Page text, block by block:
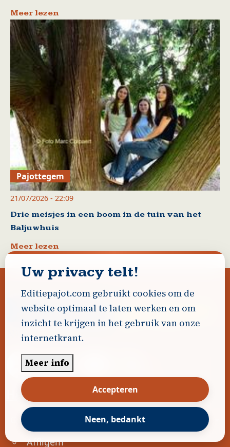
Meer lezen
Pajottegem
21/07/2026 - 22:09
Drie meisjes in een boom in de tuin van het
Baljuwhuis
Meer lezen
Heeft U nieuws te melden?
Voet
Gemeenten
Affligem
Uw privacy telt!
Editiepajot.com gebruikt cookies om de
website optimaal te laten werken en om
inzicht te krijgen in het gebruik van onze
internetkrant.
Meer info
Accepteren
Neen, bedankt